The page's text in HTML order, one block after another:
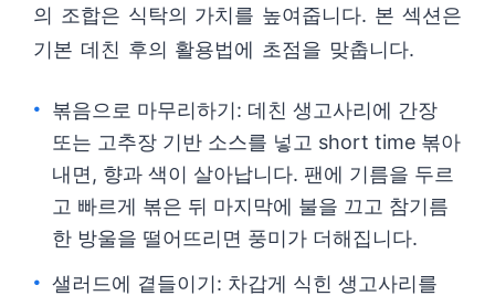
의 조합은 식탁의 가치를 높여줍니다. 본 섹션은
기본 데친 후의 활용법에 초점을 맞춥니다.
볶음으로 마무리하기: 데친 생고사리에 간장
또는 고추장 기반 소스를 넣고 short time 볶아
내면, 향과 색이 살아납니다. 팬에 기름을 두르
고 빠르게 볶은 뒤 마지막에 불을 끄고 참기름
한 방울을 떨어뜨리면 풍미가 더해집니다.
샐러드에 곁들이기: 차갑게 식힌 생고사리를